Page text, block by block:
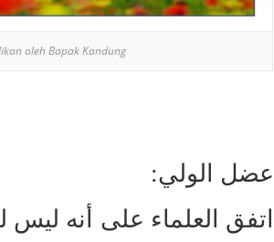
oleh Bapak Kandung
عضل الولي:
اتفق العلماء على أنه ليس